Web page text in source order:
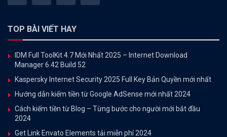
TOP BÀI VIẾT HAY
IDM Full ToolKit 4.7 Mới Nhất 2025 – Internet Download
Manager 6.42 Build 52
Kaspersky Internet Security 2025 Full Key Bản Quyền mới nhất
Hướng dẫn kiếm tiền từ Google AdSense mới nhất 2024
Cách kiếm tiền từ Blog – Từng bước cho người mới bắt đầu
2024
Get Link Envato Elements tải miễn phí 2024